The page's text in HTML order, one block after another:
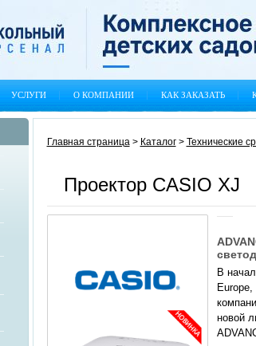
УСЛУГИ О КОМПАНИИ КАК ЗАКАЗАТЬ
Главная страница> Каталог> Технические
Проектор CASIO XJ
В
новой